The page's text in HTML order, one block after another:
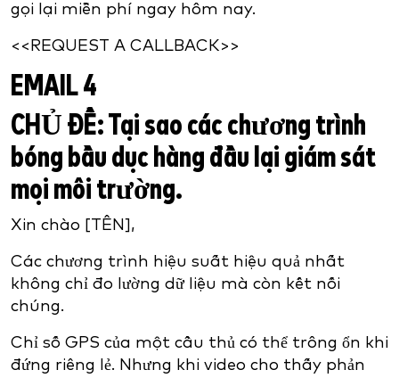
gọi lại miễn phí ngay hôm nay.
<<REQUEST A CALLBACK>>
EMAIL 4
CHỦ ĐỀ:Tại sao các chương trình
bóng bầu dục hàng đầu lại giám sát
mọi môi trường.
Xin chào [TÊN],
Các chương trình hiệu suất hiệu quả nhất
không chỉ đo lường dữ liệu mà còn kết nối
chúng.
Chỉ số GPS của một cầu thủ có thể trông ổn khi
đứng riêng lẻ. Nhưng khi video cho thấy phản